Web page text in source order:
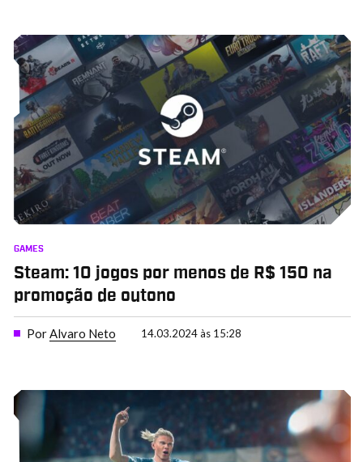
GAMES
Steam: 10 jogos por menos de R$ 150 na
promoção de outono
PorAlvaro Neto 14.03.2024 às 15:28